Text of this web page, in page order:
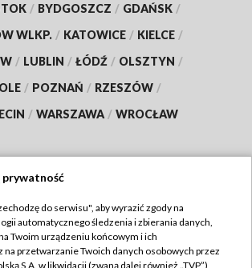
/ BYDGOSZCZ / GDAŃSK /
WLKP. / KATOWICE / KIELCE /
/ LUBLIN / ŁÓDŹ / OLSZTYN /
/ POZNAŃ / RZESZÓW /
/ WARSZAWA / WROCŁAW
TVP
Regulamin TVP
prywatność
do serwisu", aby wyrazić zgody na
automatycznego śledzenia i zbierania danych,
Twoim urządzeniu końcowym i ich
przetwarzanie Twoich danych osobowych przez
S.A. w likwidacji (zwaną dalej również „TVP”),